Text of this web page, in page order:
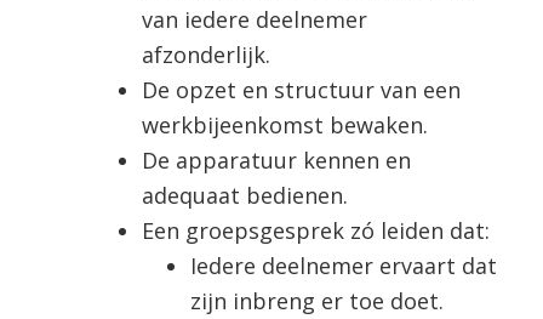
van iedere deelnemer
afzonderlijk.
De opzet en structuur van een
werkbijeenkomst bewaken.
De apparatuur kennen en
adequaat bedienen.
Een groepsgesprek zó leiden dat:
Iedere deelnemer ervaart dat
zijn inbreng er toe doet.